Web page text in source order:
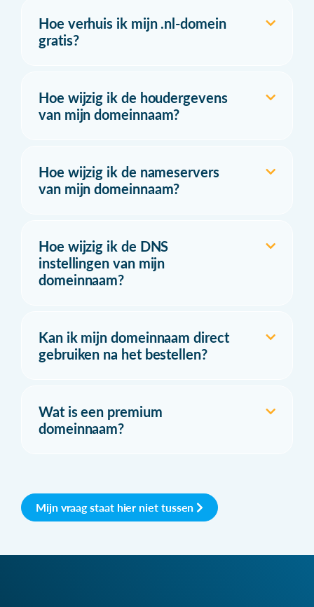
Hoe verhuis ik mijn .nl-domein
gratis?
Hoe wijzig ik de houdergevens
van mijn domeinnaam?
Hoe wijzig ik de nameservers
van mijn domeinnaam?
Hoe wijzig ik de DNS
instellingen van mijn
domeinnaam?
Kan ik mijn domeinnaam direct
gebruiken na het bestellen?
Wat is een premium
domeinnaam?
Mijn vraag staat hier niet tussen